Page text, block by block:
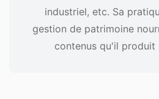
industriel, etc. Sa
gestion de patrimoine
contenus qu'il produit